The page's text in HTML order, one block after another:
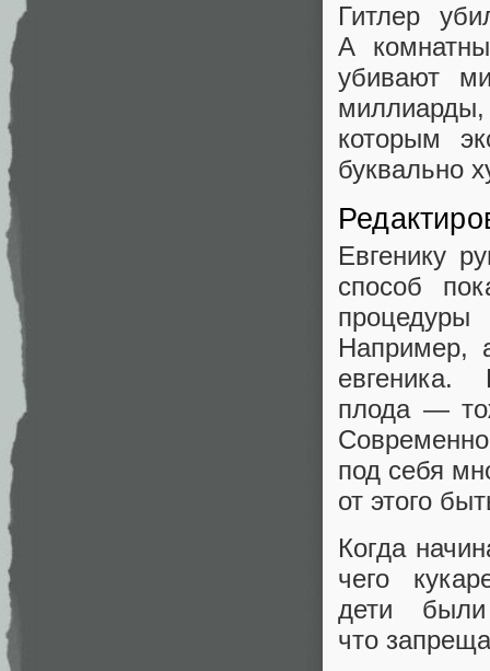
Гитлер
А
убивают
миллиарды,
которым
буквально
Евгенику
способ
Например,
евгеника.
плода —
под себя
от этого
Когда
чего
дети
что